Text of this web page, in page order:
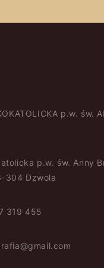
p.w. św.
p.w. św. Anny
304 Dzwola
319 455